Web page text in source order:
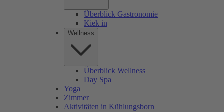
Überblick Gastronomie
Kiek in
Wellness
Überblick Wellness
Day Spa
Yoga
Zimmer
Aktivitäten in Kühlungsborn